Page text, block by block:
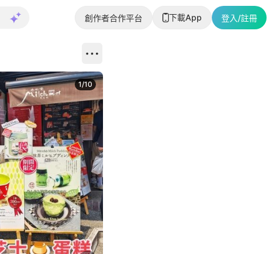
創作者合作平台 下載App 登入/註冊
1/10